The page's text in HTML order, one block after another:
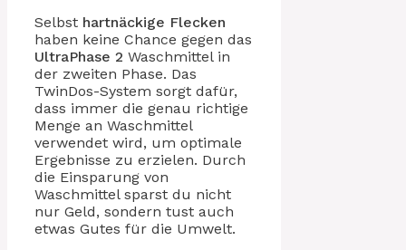
Selbst hartnäckige Flecken
haben keine Chance gegen das
UltraPhase 2 Waschmittel in
der zweiten Phase. Das
TwinDos-System sorgt dafür,
dass immer die genau richtige
Menge an Waschmittel
verwendet wird, um optimale
Ergebnisse zu erzielen. Durch
die Einsparung von
Waschmittel sparst du nicht
nur Geld, sondern tust auch
etwas Gutes für die Umwelt.